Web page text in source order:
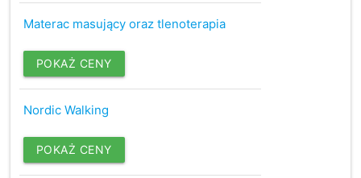
Materac masujący oraz tlenoterapia
POKAŻ CENY
Nordic Walking
POKAŻ CENY